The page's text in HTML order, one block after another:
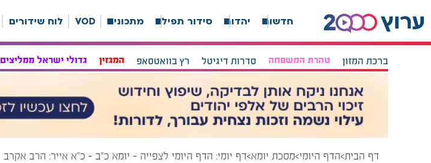
חדשות יהדות סידור תפילה מתכונים VOD לוח שידורים
ברכת המזון טהרת המשפחה סדרות דיגיטל רץ בוואטסאפ המגזין גדולי ישראל ממליצים
דף הבית הדף היומי מסכת יומא דף יומי: הדף היומי לצפייה - יומא כ"ב - כ"א אייר: הרב אקרב